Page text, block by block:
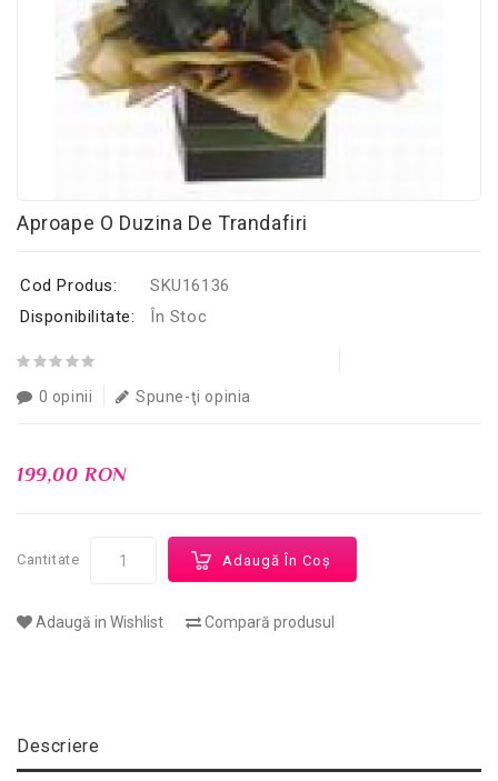
Aproape O Duzina De Trandafiri
Cod Produs:
SKU16136
Disponibilitate:
În Stoc
0 opinii Spune-ţi opinia
199,00 RON
Cantitate Adaugă În Coş
Adaugă in Wishlist Compară produsul
Descriere